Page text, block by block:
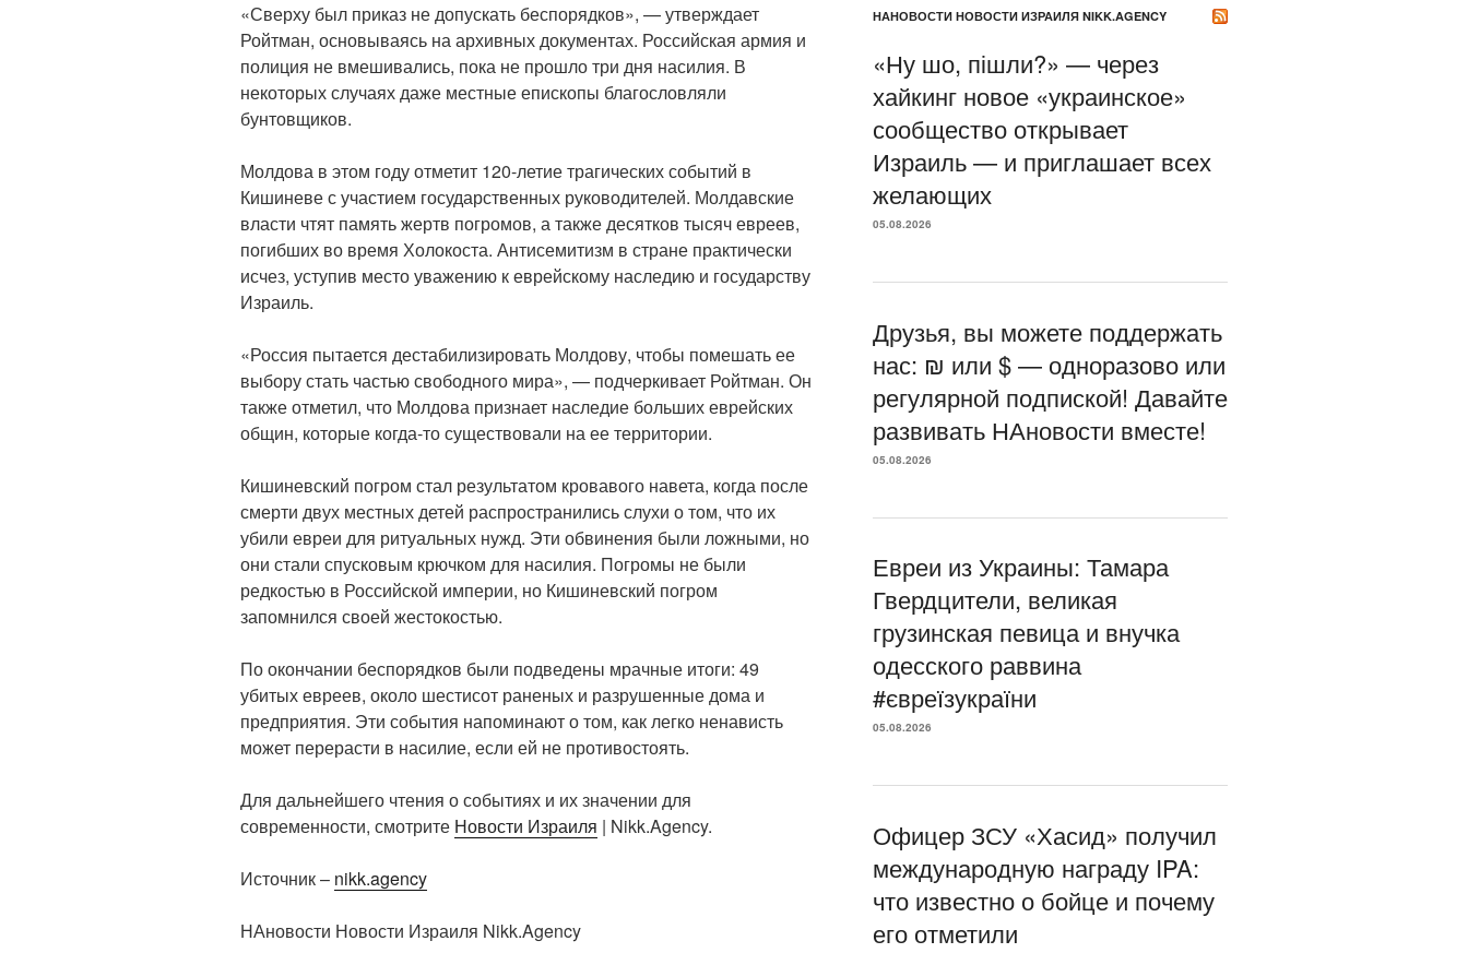
«Сверху был приказ не допускать беспорядков», — утверждает
Ройтман, основываясь на архивных документах. Российская армия и
полиция не вмешивались, пока не прошло три дня насилия. В
некоторых случаях даже местные епископы благословляли
бунтовщиков.
Молдова в этом году отметит 120-летие трагических событий в
Кишиневе с участием государственных руководителей. Молдавские
власти чтят память жертв погромов, а также десятков тысяч евреев,
погибших во время Холокоста. Антисемитизм в стране практически
исчез, уступив место уважению к еврейскому наследию и государству
Израиль.
«Россия пытается дестабилизировать Молдову, чтобы помешать ее
выбору стать частью свободного мира», — подчеркивает Ройтман. Он
также отметил, что Молдова признает наследие больших еврейских
общин, которые когда-то существовали на ее территории.
Кишиневский погром стал результатом кровавого навета, когда после
смерти двух местных детей распространились слухи о том, что их
убили евреи для ритуальных нужд. Эти обвинения были ложными, но
они стали спусковым крючком для насилия. Погромы не были
редкостью в Российской империи, но Кишиневский погром
запомнился своей жестокостью.
По окончании беспорядков были подведены мрачные итоги: 49
убитых евреев, около шестисот раненых и разрушенные дома и
предприятия. Эти события напоминают о том, как легко ненависть
может перерасти в насилие, если ей не противостоять.
Для дальнейшего чтения о событиях и их значении для
современности, смотрите Новости Израиля | Nikk.Agency.
Источник – nikk.agency
НАновости Новости Израиля Nikk.Agency
НАНОВОСТИ НОВОСТИ ИЗРАИЛЯ NIKK.AGENCY
«Ну шо, пішли?» — через
хайкинг новое «украинское»
сообщество открывает
Израиль — и приглашает всех
желающих
05.08.2026
Друзья, вы можете поддержать
нас: ₪ или $ — одноразово или
регулярной подпиской! Давайте
развивать НАновости вместе!
05.08.2026
Евреи из Украины: Тамара
Гвердцители, великая
грузинская певица и внучка
одесского раввина
#євреїзукраїни
05.08.2026
Офицер ЗСУ «Хасид» получил
международную награду IPA:
что известно о бойце и почему
его отметили